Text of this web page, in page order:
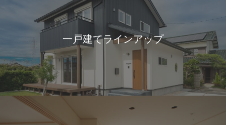
一戸建てラインアップ